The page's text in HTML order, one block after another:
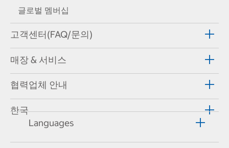
글로벌 멤버십
고객센터(FAQ/문의)
매장 & 서비스
협력업체 안내
한국
Languages